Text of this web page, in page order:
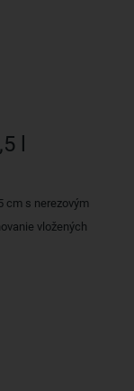
l
cm s nerezovým
vložených